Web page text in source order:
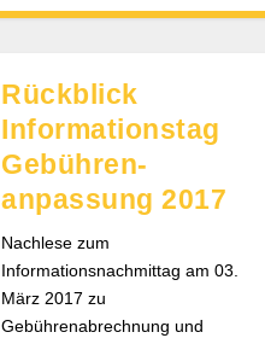
Rückblick
Information­stag
Gebühren­
anpassung 2017
Nachlese zum
Informationsnachmittag am 03.
März 2017 zu
Gebührenabrechnung und